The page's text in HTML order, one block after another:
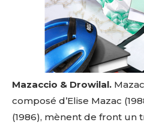
Mazaccio & Drowilal.
composé d’Elise Mazac
(1986), mènent de front un